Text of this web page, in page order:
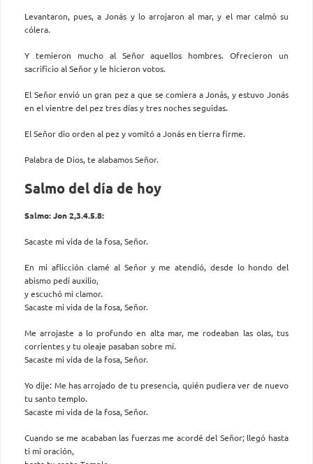
Levantaron, pues, a Jonás y lo arrojaron al mar, y el mar calmó su
cólera.
Y temieron mucho al Señor aquellos hombres. Ofrecieron un
sacrificio al Señor y le hicieron votos.
El Señor envió un gran pez a que se comiera a Jonás, y estuvo Jonás
en el vientre del pez tres días y tres noches seguidas.
El Señor dio orden al pez y vomitó a Jonás en tierra firme.
Palabra de Dios, te alabamos Señor.
Salmo del día de hoy
Salmo: Jon 2,3.4.5.8:
Sacaste mi vida de la fosa, Señor.
En mi aflicción clamé al Señor y me atendió, desde lo hondo del
abismo pedí auxilio,
y escuchó mi clamor.
Sacaste mi vida de la fosa, Señor.
Me arrojaste a lo profundo en alta mar, me rodeaban las olas, tus
corrientes y tu oleaje pasaban sobre mí.
Sacaste mi vida de la fosa, Señor.
Yo dije: Me has arrojado de tu presencia, quién pudiera ver de nuevo
tu santo templo.
Sacaste mi vida de la fosa, Señor.
Cuando se me acababan las fuerzas me acordé del Señor; llegó hasta
ti mi oración,